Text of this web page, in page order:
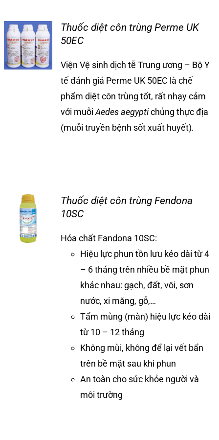
Liên hệ
Thuốc diệt côn trùng Perme UK
50EC
Viện Vệ sinh dịch tễ Trung ương – Bộ Y
tế đánh giá Perme UK 50EC là chế
phẩm diệt côn trùng tốt, rất nhạy cảm
với muỗiAedes aegyptichủng thực địa
(muỗi truyền bệnh sốt xuất huyết).
Thuốc diệt côn trùng Fendona
10SC
Hóa chất Fandona 10SC:
Hiệu lực phun tồn lưu kéo dài từ 4
– 6 tháng trên nhiều bề mặt phun
khác nhau: gạch, đất, vôi, sơn
nước, xi măng, gỗ,…
Tẩm mùng (màn) hiệu lực kéo dài
từ 10 – 12 tháng
Không mùi, không để lại vết bẩn
trên bề mặt sau khi phun
An toàn cho sức khỏe người và
môi trường